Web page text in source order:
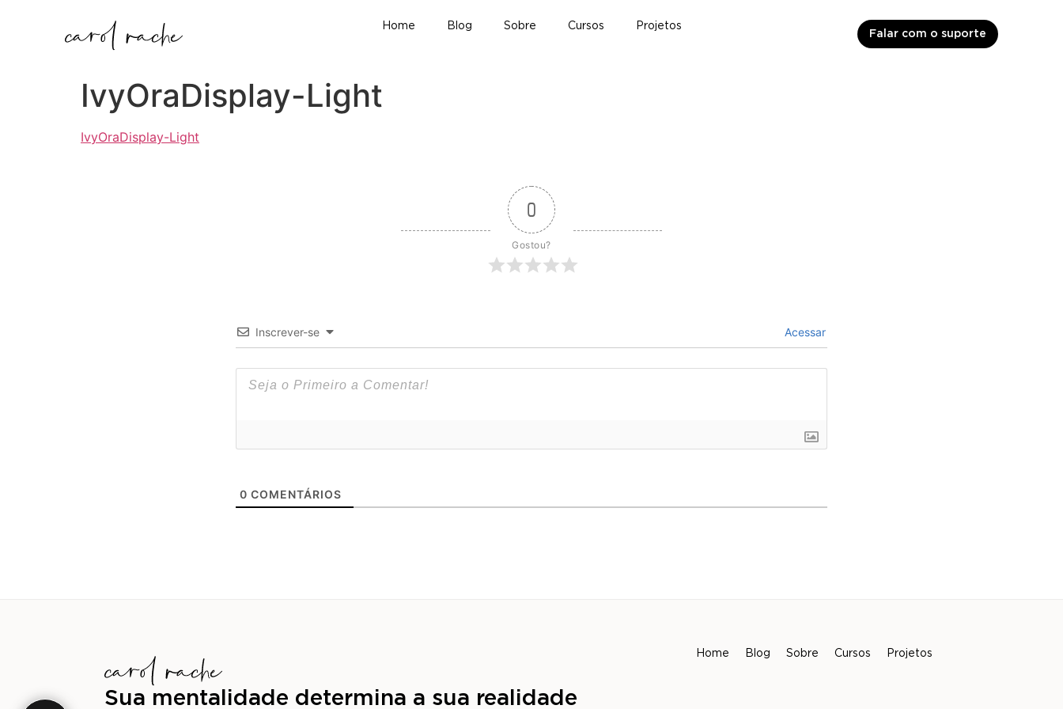
Home Blog Sobre Cursos
Projetos
Falar com o suporte
IvyOraDisplay-Light
IvyOraDisplay-Light
0
Gostou?
Inscrever-se Acessar
0 COMENTÁRIOS
Sua mentalidade determina a sua realidade
Home Blog Sobre Cursos Projetos